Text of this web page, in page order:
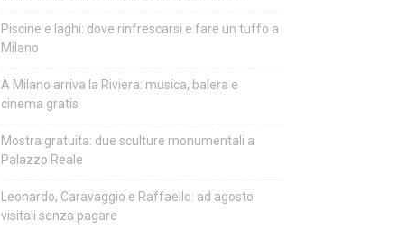
Piscine e laghi: dove rinfrescarsi e fare un tuffo a
Milano
A Milano arriva la Riviera: musica, balera e
cinema gratis
Mostra gratuita: due sculture monumentali a
Palazzo Reale
Leonardo, Caravaggio e Raffaello: ad agosto
visitali senza pagare